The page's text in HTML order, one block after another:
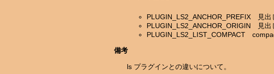
PLUGIN_LS2_ANCHOR_PREFIX 見出
PLUGIN_LS2_ANCHOR_ORIGIN 見出
PLUGIN_LS2_LIST_COMPACT
備考
ls プラグインとの違いについて。